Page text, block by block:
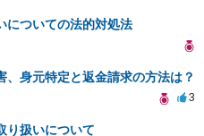
についての法的対処法
、身元特定と返金請求の方法は？
3
り扱いについて